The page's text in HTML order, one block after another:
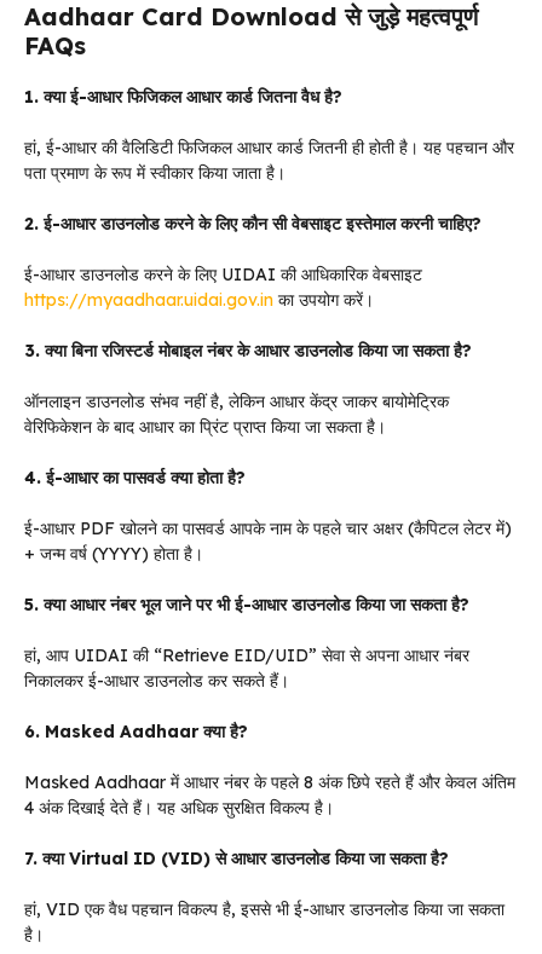
Aadhaar Card Download से जुड़े महत्वपूर्ण
FAQs
1. क्या ई-आधार फिजिकल आधार कार्ड जितना वैध है?
हां, ई-आधार की वैलिडिटी फिजिकल आधार कार्ड जितनी ही होती है। यह पहचान और
पता प्रमाण के रूप में स्वीकार किया जाता है।
2. ई-आधार डाउनलोड करने के लिए कौन सी वेबसाइट इस्तेमाल करनी चाहिए?
ई-आधार डाउनलोड करने के लिए UIDAI की आधिकारिक वेबसाइट
https://myaadhaar.uidai.gov.in का उपयोग करें।
3. क्या बिना रजिस्टर्ड मोबाइल नंबर के आधार डाउनलोड किया जा सकता है?
ऑनलाइन डाउनलोड संभव नहीं है, लेकिन आधार केंद्र जाकर बायोमेट्रिक
वेरिफिकेशन के बाद आधार का प्रिंट प्राप्त किया जा सकता है।
4. ई-आधार का पासवर्ड क्या होता है?
ई-आधार PDF खोलने का पासवर्ड आपके नाम के पहले चार अक्षर (कैपिटल लेटर में)
+ जन्म वर्ष (YYYY) होता है।
5. क्या आधार नंबर भूल जाने पर भी ई-आधार डाउनलोड किया जा सकता है?
हां, आप UIDAI की “Retrieve EID/UID” सेवा से अपना आधार नंबर
निकालकर ई-आधार डाउनलोड कर सकते हैं।
6. Masked Aadhaar क्या है?
Masked Aadhaar में आधार नंबर के पहले 8 अंक छिपे रहते हैं और केवल अंतिम
4 अंक दिखाई देते हैं। यह अधिक सुरक्षित विकल्प है।
7. क्या Virtual ID (VID) से आधार डाउनलोड किया जा सकता है?
हां, VID एक वैध पहचान विकल्प है, इससे भी ई-आधार डाउनलोड किया जा सकता
है।